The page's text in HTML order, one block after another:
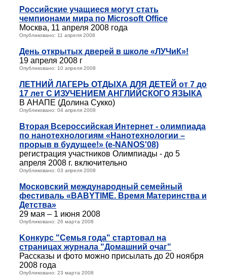
Российские учащиеся могут стать
чемпионами мира по Microsoft Office
Москва, 11 апреля 2008 года
Опубликовано: 11 апреля 2008
День открытых дверей в школе «ЛУЧиК»!
19 апреля 2008 г
Опубликовано: 10 апреля 2008
ЛЕТНИЙ ЛАГЕРЬ ОТДЫХА ДЛЯ ДЕТЕЙ от 7 до
17 лет С ИЗУЧЕНИЕМ АНГЛИЙСКОГО ЯЗЫКА
В АНАПЕ (Долина Сукко)
Опубликовано: 04 апреля 2008
Вторая Всероссийская Интернет - олимпиада
по нанотехнологиям «Нанотехнологии –
прорыв в будущее!» (e-NANOS'08)
регистрация участников Олимпиады - до 5
апреля 2008 г. включительно
Опубликовано: 03 апреля 2008
Московский международный семейный
фестиваль «BABYTIME. Время Материнства и
Детства»
29 мая – 1 июня 2008
Опубликовано: 26 марта 2008
Kонкурс "Семья года" стартовал на
страницах журнала "Домашний очаг"
Рассказы и фото можно присылать до 20 ноября
2008 года
Опубликовано: 23 марта 2008